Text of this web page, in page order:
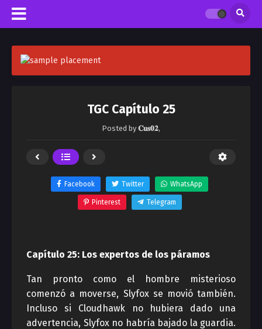
TGC Capítulo 25
Posted by 𝐂𝐮𝐬𝟎𝟐,
Facebook Twitter WhatsApp
Pinterest Telegram
Capítulo 25: Los expertos de los páramos
Tan pronto como el hombre misterioso
comenzó a moverse, Slyfox se movió también.
Incluso si Cloudhawk no hubiera dado una
advertencia, Slyfox no habría bajado la guardia.